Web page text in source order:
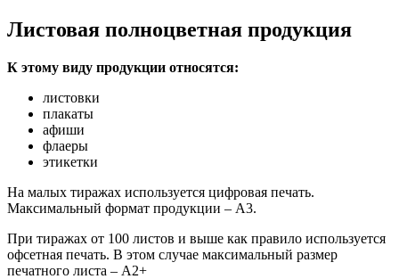
Листовая полноцветная продукция
К этому виду продукции относятся:
листовки
плакаты
афиши
флаеры
этикетки
На малых тиражах используется цифровая печать.
Максимальный формат продукции – А3.
При тиражах от 100 листов и выше как правило используется
офсетная печать. В этом случае максимальный размер
печатного листа – А2+